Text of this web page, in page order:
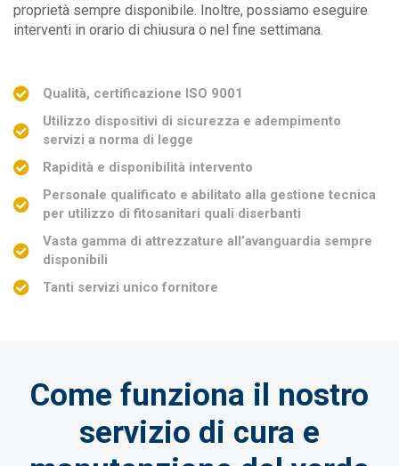
proprietà sempre disponibile. Inoltre, possiamo eseguire
interventi in orario di chiusura o nel fine settimana.
Qualità, certificazione ISO 9001
Utilizzo dispositivi di sicurezza e adempimento
servizi a norma di legge
Rapidità e disponibilità intervento
Personale qualificato e abilitato alla gestione tecnica
per utilizzo di fitosanitari quali diserbanti
Vasta gamma di attrezzature all’avanguardia sempre
disponibili
Tanti servizi unico fornitore
Come funziona il nostro
servizio di cura e